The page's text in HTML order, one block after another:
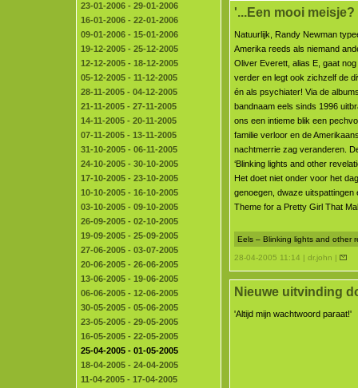
23-01-2006 - 29-01-2006
16-01-2006 - 22-01-2006
09-01-2006 - 15-01-2006
19-12-2005 - 25-12-2005
12-12-2005 - 18-12-2005
05-12-2005 - 11-12-2005
28-11-2005 - 04-12-2005
21-11-2005 - 27-11-2005
14-11-2005 - 20-11-2005
07-11-2005 - 13-11-2005
31-10-2005 - 06-11-2005
24-10-2005 - 30-10-2005
17-10-2005 - 23-10-2005
10-10-2005 - 16-10-2005
03-10-2005 - 09-10-2005
26-09-2005 - 02-10-2005
19-09-2005 - 25-09-2005
27-06-2005 - 03-07-2005
20-06-2005 - 26-06-2005
13-06-2005 - 19-06-2005
06-06-2005 - 12-06-2005
30-05-2005 - 05-06-2005
23-05-2005 - 29-05-2005
16-05-2005 - 22-05-2005
25-04-2005 - 01-05-2005
18-04-2005 - 24-04-2005
11-04-2005 - 17-04-2005
'...Een mooi
Natuurlijk, Randy Newman
Amerika reeds als niemand
Oliver Everett, alias E, gaat
verder en legt ook zichzelf de
én als psychiater! Via de
bandnaam eels sinds 1996
ons een intieme blik een
familie verloor en de
nachtmerrie zag veranderen.
‘Blinking lights and other
Het doet niet onder voor het
genoegen, dwaze uitspattingen
Theme for a Pretty Girl That
Eels – Blinking lights and other
28-04-2005 11:14 | dr.john |
Nieuwe uitvinding
'Altijd mijn wachtwoord paraat!'